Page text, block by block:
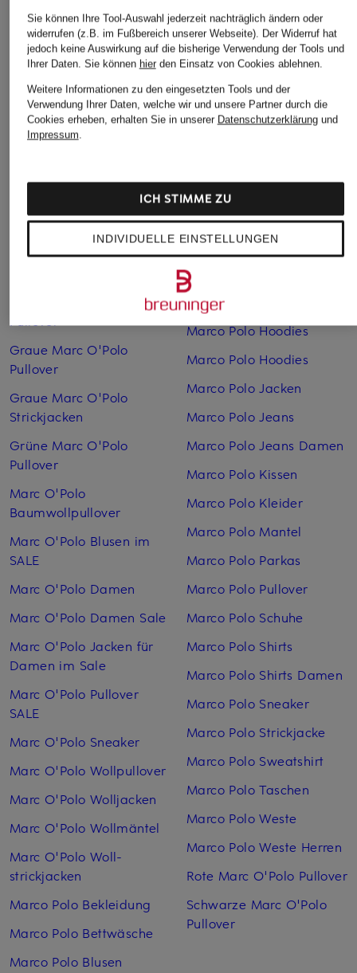
Weitere Kategorien
Beige Marc O'Polo
Pullover
Pullover
Blaue Marc O'Polo
Graue Marc O'Polo
Pullover
Graue Marc O'Polo
Strickjacken
Grüne Marc O'Polo
Pullover
Marc O'Polo
Baumwollpullover
Marc O'Polo Blusen im
SALE
Marc O'Polo Damen
Marc O'Polo Damen Sale
Marc O'Polo Jacken für
Damen im Sale
Marc O'Polo Pullover
SALE
Marc O'Polo Sneaker
Marc O'Polo Wollpullover
Marc O'Polo Woll­jacken
Marc O'Polo Woll­mäntel
Marc O'Polo Woll­
strickjacken
Marco Polo Bekleidung
Marco Polo Bettwäsche
Marco Polo Blusen
Marco Polo Boots
Daunenmantel
Marco Polo Denim
Marco Polo Handtücher
Marco Polo Herren
Marco Polo Herren Jacken
Marco Polo Hoodies
Marco Polo Hoodies
Marco Polo Jacken
Marco Polo Jeans
Marco Polo Jeans Damen
Marco Polo Kissen
Marco Polo Kleider
Marco Polo Mantel
Marco Polo Parkas
Marco Polo Pullover
Marco Polo Schuhe
Marco Polo Shirts
Marco Polo Shirts Damen
Marco Polo Sneaker
Marco Polo Strickjacke
Marco Polo Sweatshirt
Marco Polo Taschen
Marco Polo Weste
Marco Polo Weste Herren
Rote Marc O'Polo Pullover
Schwarze Marc O'Polo
Pullover
Sie können Ihre Tool-Auswahl jederzeit nachträglich ändern oder
widerrufen (z.B. im Fußbereich unserer Webseite). Der Widerruf hat
jedoch keine Auswirkung auf die bisherige Verwendung der Tools und
Ihrer Daten. Sie können hierden Einsatz von Cookies ablehnen.
Weitere Informationen zu den eingesetzten Tools und der
Verwendung Ihrer Daten, welche wir und unsere Partner durch die
Cookies erheben, erhalten Sie in unserer Datenschutzerklärungund
Impressum.
INDIVIDUELLE EINSTELLUNGEN
ICH STIMME ZU